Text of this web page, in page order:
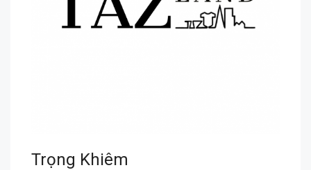
Trọng Khiêm